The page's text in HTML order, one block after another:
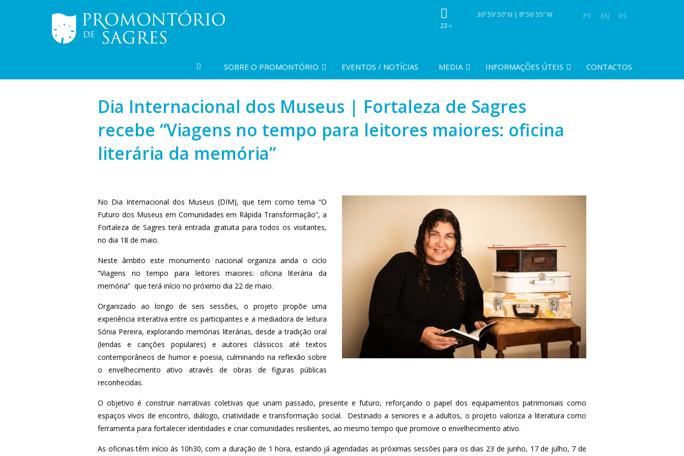
PT EN ES
36º 59‘ 50“ N | 8º 56‘ 55“ W
23 ºC
SOBRE O PROMONTÓRIO EVENTOS / NOTÍCIAS MEDIA INFORMAÇÕES ÚTEIS CONTACTOS
Dia Internacional dos Museus | Fortaleza de Sagres
recebe “Viagens no tempo para leitores maiores: oficina
literária da memória”
No Dia Internacional dos Museus (DIM), que tem como tema “O
Futuro dos Museus em Comunidades em Rápida Transformação”, a
Fortaleza de Sagres terá entrada gratuita para todos os visitantes,
no dia 18 de maio.
Neste âmbito este monumento nacional organiza ainda o ciclo
“Viagens no tempo para leitores maiores: oficina literária da
memória” que terá início no próximo dia 22 de maio.
Organizado ao longo de seis sessões, o projeto propõe uma
experiência interativa entre os participantes e a mediadora de leitura
Sónia Pereira, explorando memórias literárias, desde a tradição oral
(lendas e canções populares) e autores clássicos até textos
contemporâneos de humor e poesia, culminando na reflexão sobre
o envelhecimento ativo através de obras de figuras públicas
reconhecidas.
O objetivo é construir narrativas coletivas que unam passado, presente e futuro, reforçando o papel dos equipamentos patrimoniais como
espaços vivos de encontro, diálogo, criatividade e transformação social. Destinado a seniores e a adultos, o projeto valoriza a literatura como
ferramenta para fortalecer identidades e criar comunidades resilientes, ao mesmo tempo que promove o envelhecimento ativo.
As oficinas têm início às 10h30, com a duração de 1 hora, estando já agendadas as próximas sessões para os dias 23 de junho, 17 de julho, 7 de